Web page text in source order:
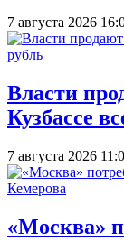
7 августа 2026
Власти
Кузбассе
7 августа 2026
«Москва»